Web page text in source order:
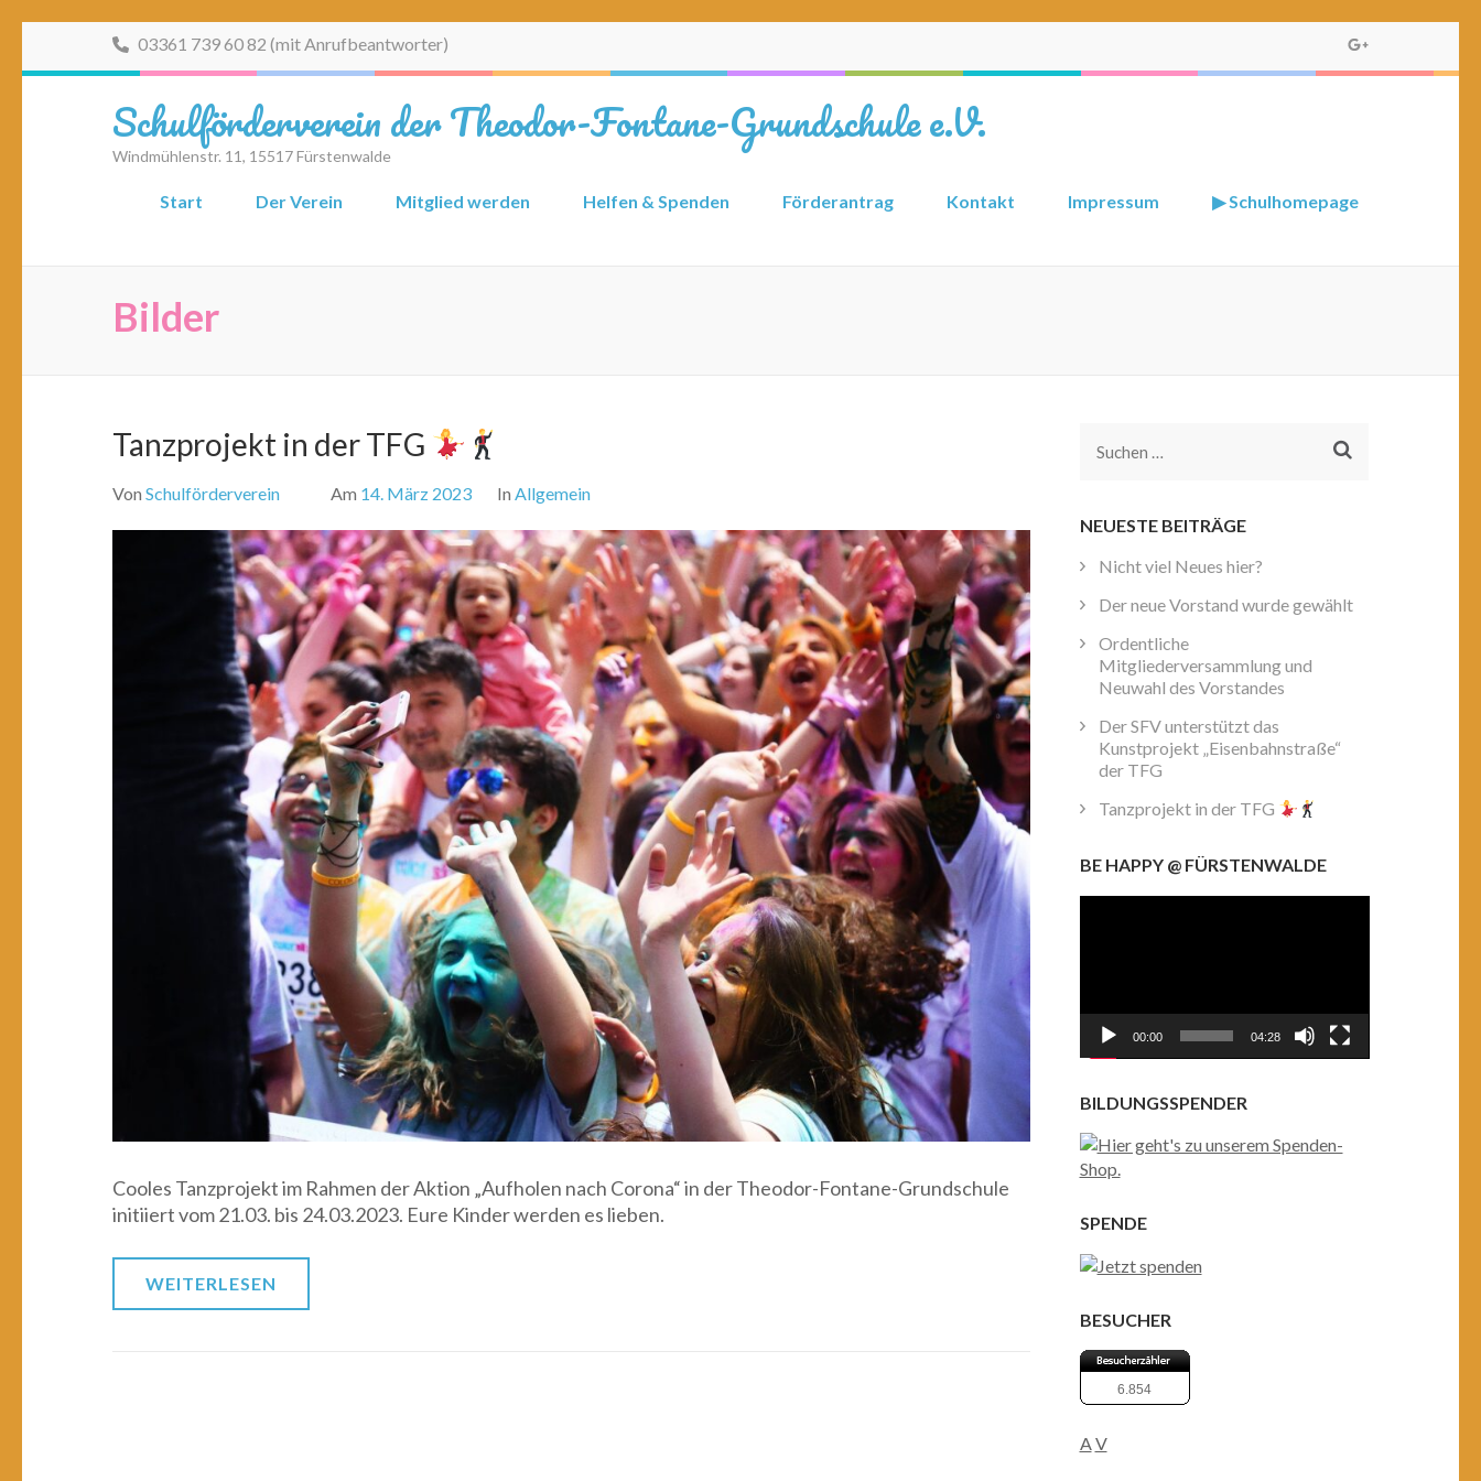
(Eingabetaste
03361 739 60 82 (mit Anrufbeantworter)
Schulförderverein der Theodor-Fontane-Grundschule e.V.
Windmühlenstr. 11, 15517 Fürstenwalde
Start Der Verein Mitglied werden Helfen & Spenden Förderantrag Kontakt Impressum ▶ Schulhomepage
Bilder
Tanzprojekt in der TFG
Von Schulförderverein Am 14. März 2023 In Allgemein
Cooles Tanzprojekt im Rahmen der Aktion „Aufholen nach Corona“ in der Theodor-Fontane-Grundschule
initiiert vom 21.03. bis 24.03.2023. Eure Kinder werden es lieben.
WEITERLESEN
Suchen
NEUESTE BEITRÄGE
Nicht viel Neues hier?
Der neue Vorstand wurde gewählt
Ordentliche
Mitgliederversammlung und
Neuwahl des Vorstandes
Der SFV unterstützt das
Kunstprojekt „Eisenbahnstraße“
der TFG
Tanzprojekt in der TFG
BE HAPPY @ FÜRSTENWALDE
00:00 04:28
BILDUNGSSPENDER
SPENDE
BESUCHER
6.854
AV